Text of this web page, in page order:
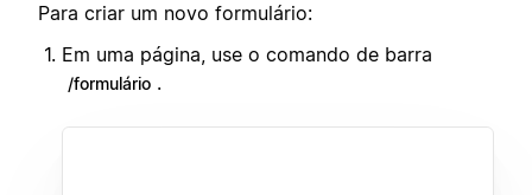
Para criar um novo formulário:
Em uma página, use o comando de barra
/formulário .